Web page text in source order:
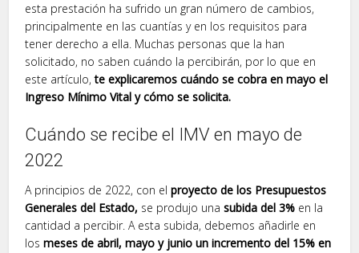
esta prestación ha sufrido un gran número de cambios,
principalmente en las cuantías y en los requisitos para
tener derecho a ella. Muchas personas que la han
solicitado, no saben cuándo la percibirán, por lo que en
este artículo,te explicaremos cuándo se cobra en mayo el
Ingreso Mínimo Vital y cómo se solicita.
Cuándo se recibe el IMV en mayo de
2022
A principios de 2022, con elproyecto de los Presupuestos
Generales del Estado, se produjo unasubida del 3% en la
cantidad a percibir. A esta subida, debemos añadirle en
losmeses de abril, mayo y junio un incremento del 15% en